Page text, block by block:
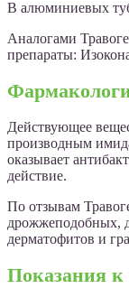
В алюминиевых
Аналогами
препараты:
Действующее
производным
оказывает
действие.
По отзывам
дрожжеподобных,
дерматофитов и
Показания